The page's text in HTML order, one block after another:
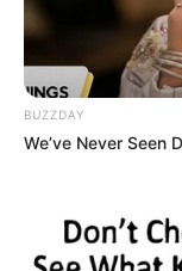
ГАРЯЧI ПОДІЇ
У
BUZZDAY
We’ve Never Seen